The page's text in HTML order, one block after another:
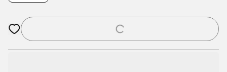
Åbner en Modal til at logge ind eller tilmelde dig som medlem